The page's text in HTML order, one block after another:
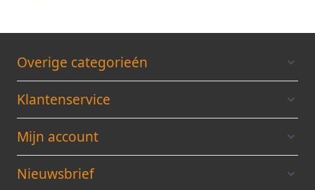
Overige categorieén
Klantenservice
Mijn account
Nieuwsbrief